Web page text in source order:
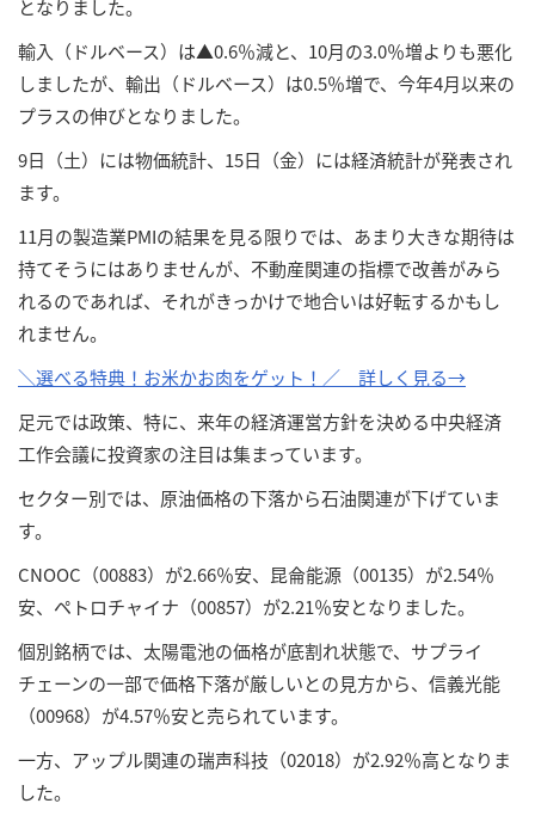
となりました。
輸入（ドルベース）は▲0.6％減と、10月の3.0％増よりも悪化
しましたが、輸出（ドルベース）は0.5％増で、今年4月以来の
プラスの伸びとなりました。
9日（土）には物価統計、15日（金）には経済統計が発表され
ます。
11月の製造業PMIの結果を見る限りでは、あまり大きな期待は
持てそうにはありませんが、不動産関連の指標で改善がみら
れるのであれば、それがきっかけで地合いは好転するかもし
れません。
＼選べる特典！お米かお肉をゲット！／ 詳しく見る→
足元では政策、特に、来年の経済運営方針を決める中央経済
工作会議に投資家の注目は集まっています。
セクター別では、原油価格の下落から石油関連が下げていま
す。
CNOOC（00883）が2.66％安、昆侖能源（00135）が2.54％
安、ペトロチャイナ（00857）が2.21％安となりました。
個別銘柄では、太陽電池の価格が底割れ状態で、サプライ
チェーンの一部で価格下落が厳しいとの見方から、信義光能
（00968）が4.57％安と売られています。
一方、アップル関連の瑞声科技（02018）が2.92％高となりま
した。